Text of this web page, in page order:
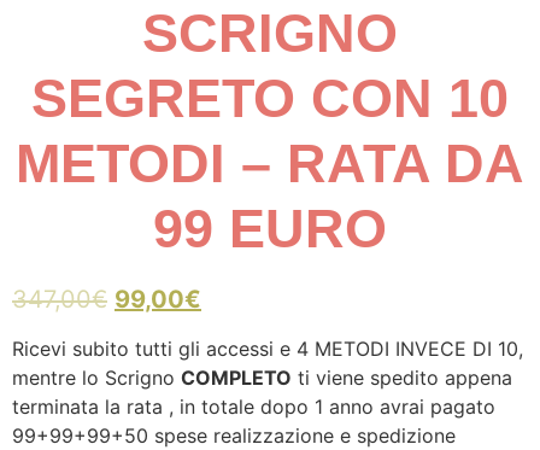
SCRIGNO
SEGRETO CON 10
METODI – RATA DA
99 EURO
347,00€ 99,00€
Ricevi subito tutti gli accessi e 4 METODI INVECE DI 10,
mentre lo Scrigno COMPLETO ti viene spedito appena
terminata la rata , in totale dopo 1 anno avrai pagato
99+99+99+50 spese realizzazione e spedizione